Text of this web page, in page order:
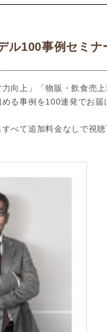
100事例セミナ
向上」「物販・飲食売
る事例を100連発でお届
べて追加料金なしで視聴